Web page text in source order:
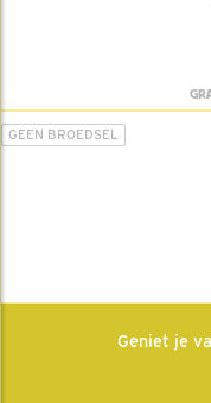
GEEN BROEDSEL
Geniet je